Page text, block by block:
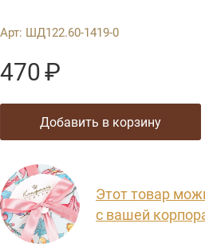
Арт: ШД122.60-1419-0
470₽
добавить в корзину
Этот товар
с вашей